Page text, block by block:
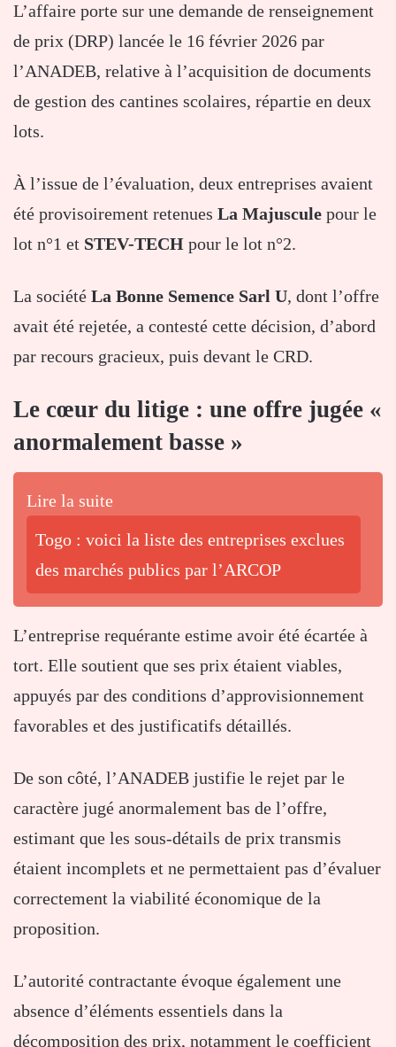
L’affaire porte sur une demande de renseignement
de prix (DRP) lancée le 16 février 2026 par
l’ANADEB, relative à l’acquisition de documents
de gestion des cantines scolaires, répartie en deux
lots.
À l’issue de l’évaluation, deux entreprises avaient
été provisoirement retenues La Majuscule pour le
lot n°1 et STEV-TECH pour le lot n°2.
La société La Bonne Semence Sarl U, dont l’offre
avait été rejetée, a contesté cette décision, d’abord
par recours gracieux, puis devant le CRD.
Le cœur du litige : une offre jugée «
anormalement basse »
Lire la suite
Togo : voici la liste des entreprises exclues
des marchés publics par l’ARCOP
L’entreprise requérante estime avoir été écartée à
tort. Elle soutient que ses prix étaient viables,
appuyés par des conditions d’approvisionnement
favorables et des justificatifs détaillés.
De son côté, l’ANADEB justifie le rejet par le
caractère jugé anormalement bas de l’offre,
estimant que les sous-détails de prix transmis
étaient incomplets et ne permettaient pas d’évaluer
correctement la viabilité économique de la
proposition.
L’autorité contractante évoque également une
absence d’éléments essentiels dans la
décomposition des prix, notamment le coefficient